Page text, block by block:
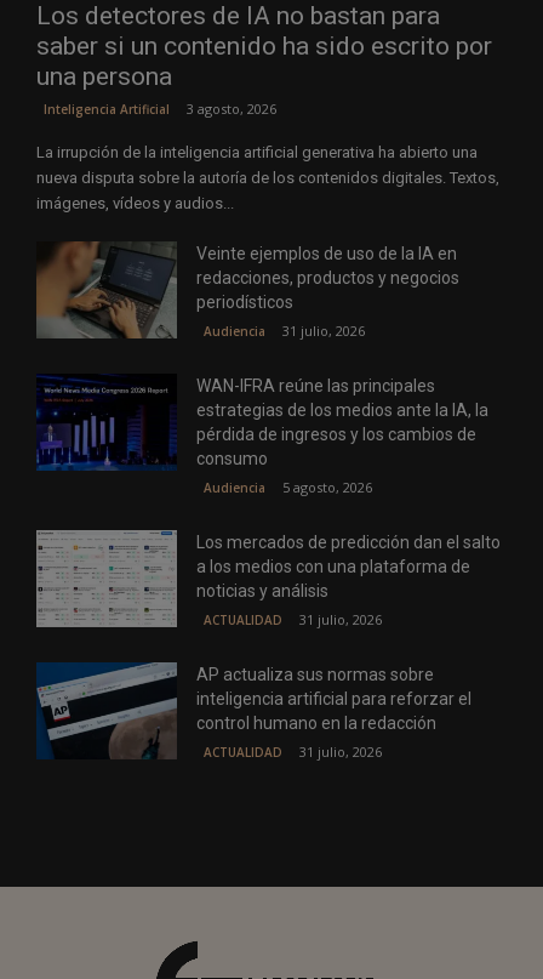
Los detectores de IA no bastan para
saber si un contenido ha sido escrito por
una persona
Inteligencia Artificial 3 agosto, 2026
La irrupción de la inteligencia artificial generativa ha abierto una
nueva disputa sobre la autoría de los contenidos digitales. Textos,
imágenes, vídeos y audios...
Veinte ejemplos de uso de la IA en
redacciones, productos y negocios
periodísticos
Audiencia 31 julio, 2026
WAN-IFRA reúne las principales
estrategias de los medios ante la IA, la
pérdida de ingresos y los cambios de
consumo
Audiencia 5 agosto, 2026
Los mercados de predicción dan el salto
a los medios con una plataforma de
noticias y análisis
ACTUALIDAD 31 julio, 2026
AP actualiza sus normas sobre
inteligencia artificial para reforzar el
control humano en la redacción
ACTUALIDAD 31 julio, 2026